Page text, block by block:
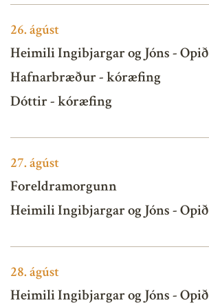
26.ágúst
Heimili Ingibjargar og Jóns - Opið
Hafnarbræður - kóræfing
Dóttir - kóræfing
27.ágúst
Foreldramorgunn
Heimili Ingibjargar og Jóns - Opið
28.ágúst
Heimili Ingibjargar og Jóns - Opið